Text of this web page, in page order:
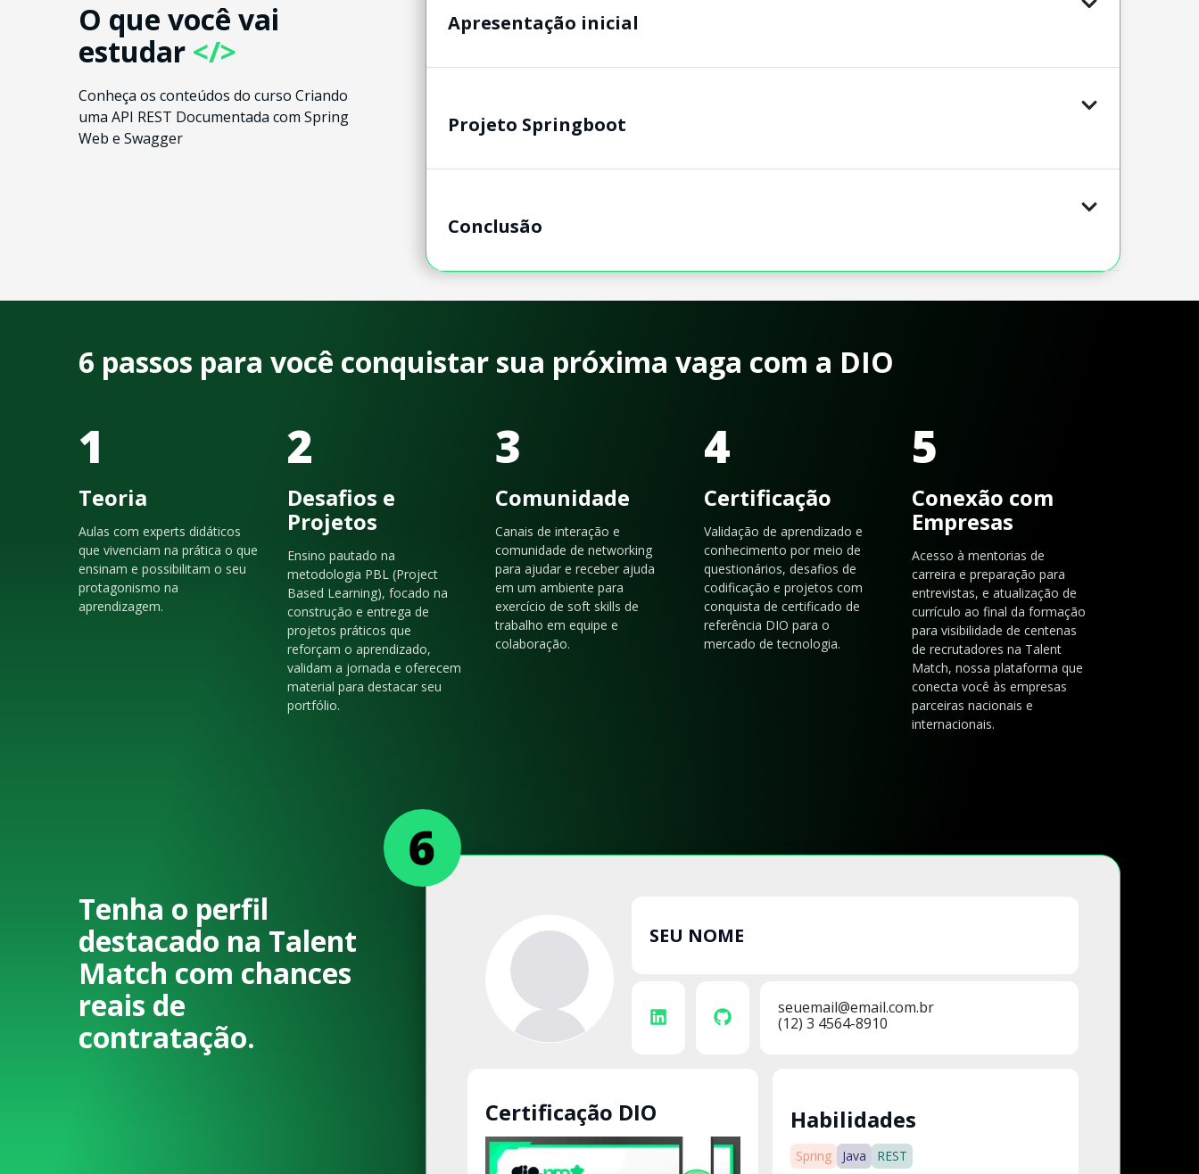
O que você vai
estudar </>
Conheça os conteúdos do curso Criando
uma API REST Documentada com Spring
Web e Swagger
Apresentação inicial
Projeto Springboot
Conclusão
6 passos para você conquistar sua próxima vaga com a DIO
1
Teoria
Aulas com experts didáticos
que vivenciam na prática o que
ensinam e possibilitam o seu
protagonismo na
aprendizagem.
2
Desafios e
Projetos
Ensino pautado na
metodologia PBL (Project
Based Learning), focado na
construção e entrega de
projetos práticos que
reforçam o aprendizado,
validam a jornada e oferecem
material para destacar seu
portfólio.
3
Comunidade
Canais de interação e
comunidade de networking
para ajudar e receber ajuda
em um ambiente para
exercício de soft skills de
trabalho em equipe e
colaboração.
4
Certificação
Validação de aprendizado e
conhecimento por meio de
questionários, desafios de
codificação e projetos com
conquista de certificado de
referência DIO para o
mercado de tecnologia.
5
Conexão com
Empresas
Acesso à mentorias de
carreira e preparação para
entrevistas, e atualização de
currículo ao final da formação
para visibilidade de centenas
de recrutadores na Talent
Match, nossa plataforma que
conecta você às empresas
parceiras nacionais e
internacionais.
Tenha o perfil
destacado na Talent
Match com chances
reais de
contratação.
SEU NOME
seuemail@email.com.br
(12) 3 4564-8910
Certificação DIO Habilidades
Spring Java REST